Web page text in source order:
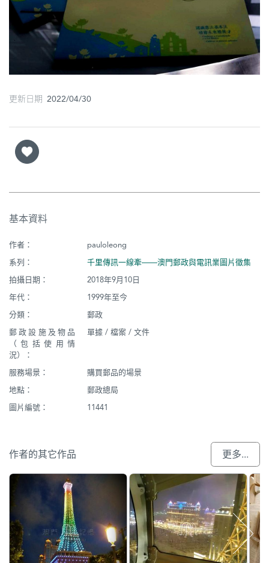
街
更新日期 2022/04/30
基本資料
作者：
pauloleong
系列：
千里傳訊一線牽——澳門郵政與電訊業圖片徵集
拍攝日期：
2018年9月10日
年代：
1999年至今
分類：
郵政
郵政設施及物品
（包括使用情
況）：
單據 / 檔案 / 文件
服務場景：
購買郵品的場景
地點：
郵政總局
圖片編號：
11441
作者的其它作品 更多...